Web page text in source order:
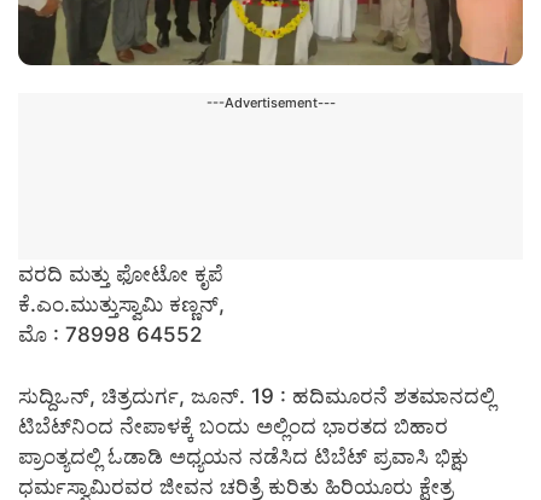
---Advertisement---
ವರದಿ ಮತ್ತು ಫೋಟೋ ಕೃಪೆ
ಕೆ.ಎಂ.ಮುತ್ತುಸ್ವಾಮಿ ಕಣ್ಣನ್,
ಮೊ : 78998 64552
ಸುದ್ದಿಒನ್, ಚಿತ್ರದುರ್ಗ, ಜೂನ್‌. 19 : ಹದಿಮೂರನೆ ಶತಮಾನದಲ್ಲಿ
ಟಿಬೆಟ್‍ನಿಂದ ನೇಪಾಳಕ್ಕೆ ಬಂದು ಅಲ್ಲಿಂದ ಭಾರತದ ಬಿಹಾರ
ಪ್ರಾಂತ್ಯದಲ್ಲಿ ಓಡಾಡಿ ಅಧ್ಯಯನ ನಡೆಸಿದ ಟಿಬೆಟ್ ಪ್ರವಾಸಿ ಭಿಕ್ಷು
ಧರ್ಮಸ್ವಾಮಿರವರ ಜೀವನ ಚರಿತ್ರೆ ಕುರಿತು ಹಿರಿಯೂರು ಕ್ಷೇತ್ರ